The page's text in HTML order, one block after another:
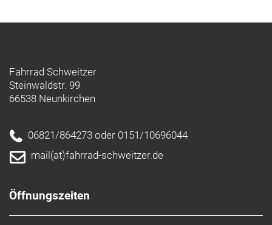
Fahrrad Schweitzer
Steinwaldstr. 99
66538 Neunkirchen
06821/864273 oder 0151/10696044
mail(at)fahrrad-schweitzer.de
Öffnungszeiten